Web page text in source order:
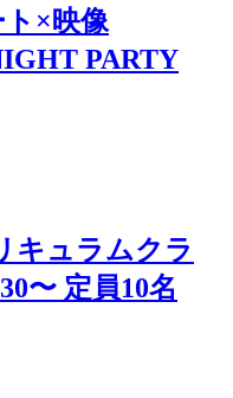
×映像
PARTY
キュラムクラ
〜 定員10名